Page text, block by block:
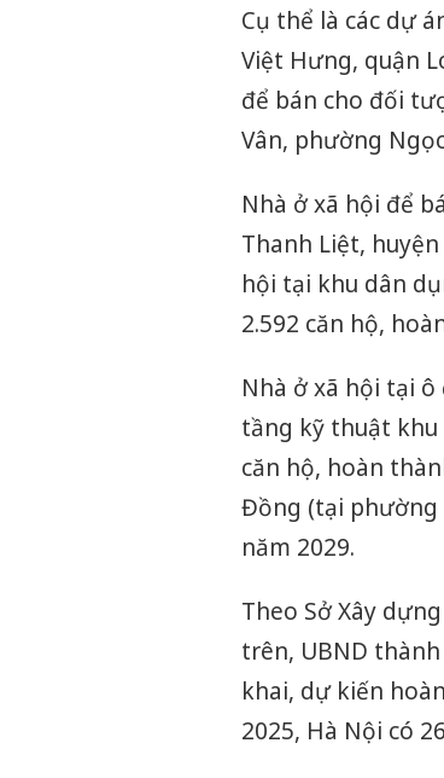
Cụ thể là các dự
Việt Hưng, quận
để bán cho đối
Vân, phường
Nhà ở xã hội để
Thanh Liệt,
hội tại khu dân
2.592 căn hộ,
Nhà ở xã hội tại
tầng kỹ thuật khu
căn hộ, hoàn
Đồng (tại phường
năm 2029.
Theo Sở Xây
trên, UBND
khai, dự kiến
2025, Hà Nội có